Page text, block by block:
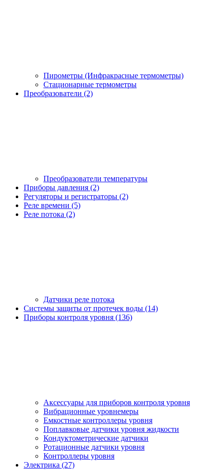
Пирометры (Инфракрасные термометры)
Стационарные термометры
Преобразователи (2)
Преобразователи температуры
Приборы давления (2)
Регуляторы и регистраторы (2)
Реле времени (5)
Реле потока (2)
Датчики реле потока
Системы защиты от протечек воды (14)
Приборы контроля уровня (136)
Аксессуары для приборов контроля уровня
Вибрационные уровнемеры
Емкостные контроллеры уровня
Поплавковые датчики уровня жидкости
Кондуктометрические датчики
Ротационные датчики уровня
Контроллеры уровня
Электрика (27)